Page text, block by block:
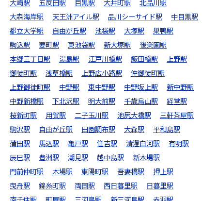
大崎駅 五反田駅 目黒駅 大井町駅
北品川駅
大森海岸駅
天王洲アイル駅 品川シーサイド駅
中目黒駅
都立大学駅
自由が丘駅 池袋駅 大塚駅
巣鴨駅
駒込駅
要町駅 東池袋駅 新大塚駅
後楽園駅
本郷三丁目駅
湯島駅 江戸川橋駅 飯田橋駅
上野駅
御徒町駅
浅草橋駅 上野広小路駅
仲御徒町駅
上野御徒町駅
中野駅 東中野駅 中野坂上駅
新中野駅
中野新橋駅
下北沢駅 明大前駅 千歳烏山駅
経堂駅
桜新町駅
用賀駅 二子玉川駅 池尻大橋駅
三軒茶屋駅
駒沢駅
自由が丘駅 田園調布駅 大森駅
平和島駅
蒲田駅
馬込駅 亀戸駅 住吉駅 清澄白河駅
有明駅
辰巳駅
豊洲駅 潮見駅 越中島駅
新木場駅
門前仲町駅
木場駅 東陽町駅 吾妻橋駅
押上駅
曳舟駅
錦糸町駅 両国駅 西日暮里駅
日暮里駅